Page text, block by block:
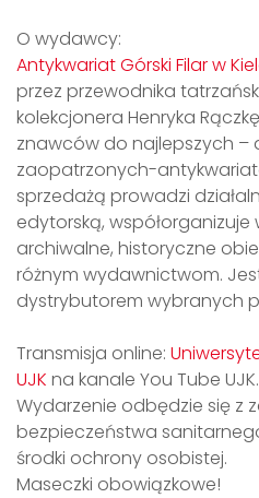
O wydawcy:
Antykwariat Górski Filar w
przez przewodnika
kolekcjonera Henryka
znawców do najlepszych –
zaopatrzonych-
sprzedażą prowadzi
edytorską,
archiwalne, historyczne
różnym wydawnictwom.
dystrybutorem wybranych
Transmisja online:
UJK na kanale You Tube UJK.
Wydarzenie odbędzie się z
bezpieczeństwa
środki ochrony osobistej.
Maseczki obowiązkowe!